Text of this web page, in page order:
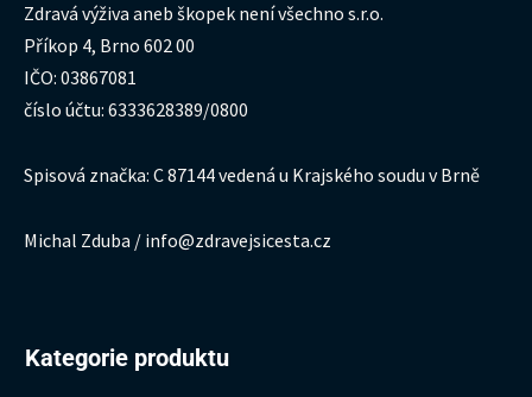
Zdravá výživa aneb škopek není všechno s.r.o.
Příkop 4, Brno 602 00
IČO: 03867081
číslo účtu: 6333628389/0800
Spisová značka: C 87144 vedená u Krajského soudu v Brně
Michal Zduba / info@zdravejsicesta.cz
Kategorie produktu